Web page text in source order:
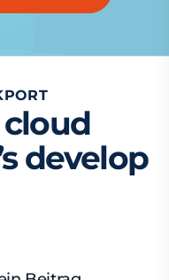
develop